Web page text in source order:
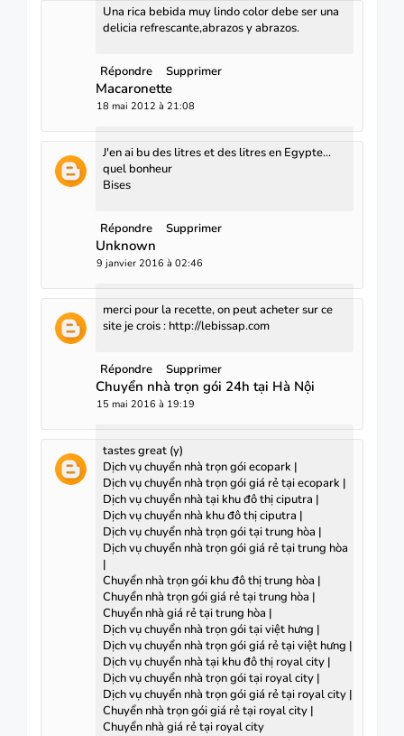
Una rica bebida muy lindo color debe ser una
delicia refrescante,abrazos y abrazos.
Répondre Supprimer
Macaronette
18 mai 2012 à 21:08
J'en ai bu des litres et des litres en Egypte...
quel bonheur
Bises
Répondre Supprimer
Unknown
9 janvier 2016 à 02:46
merci pour la recette, on peut acheter sur ce
site je crois : http://lebissap.com
Répondre Supprimer
Chuyển nhà trọn gói 24h tại Hà Nội
15 mai 2016 à 19:19
tastes great (y)
Dịch vụ chuyển nhà trọn gói ecopark |
Dịch vụ chuyển nhà trọn gói giá rẻ tại ecopark |
Dịch vụ chuyển nhà tại khu đô thị ciputra |
Dịch vụ chuyển nhà khu đô thị ciputra |
Dịch vụ chuyển nhà trọn gói tại trung hòa |
Dịch vụ chuyển nhà trọn gói giá rẻ tại trung hòa
|
Chuyển nhà trọn gói khu đô thị trung hòa |
Chuyển nhà trọn gói giá rẻ tại trung hòa |
Chuyển nhà giá rẻ tại trung hòa |
Dịch vụ chuyển nhà trọn gói tại việt hưng |
Dịch vụ chuyển nhà trọn gói giá rẻ tại việt hưng |
Dịch vụ chuyển nhà tại khu đô thị royal city |
Dịch vụ chuyển nhà trọn gói tại royal city |
Dịch vụ chuyển nhà trọn gói giá rẻ tại royal city |
Chuyển nhà trọn gói giá rẻ tại royal city |
Chuyển nhà giá rẻ tại royal city